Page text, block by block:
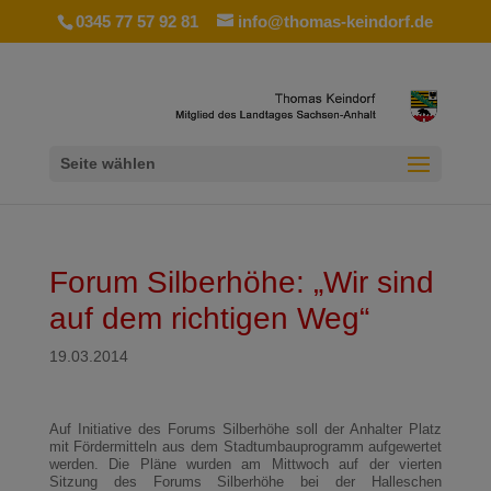
0345 77 57 92 81 info@thomas-keindorf.de
Seite wählen
Forum Silberhöhe: „Wir sind
auf dem richtigen Weg“
19.03.2014
Auf Initiative des Forums Silberhöhe soll der Anhalter Platz
mit Fördermitteln aus dem Stadtumbauprogramm aufgewertet
werden. Die Pläne wurden am Mittwoch auf der vierten
Sitzung des Forums Silberhöhe bei der Halleschen